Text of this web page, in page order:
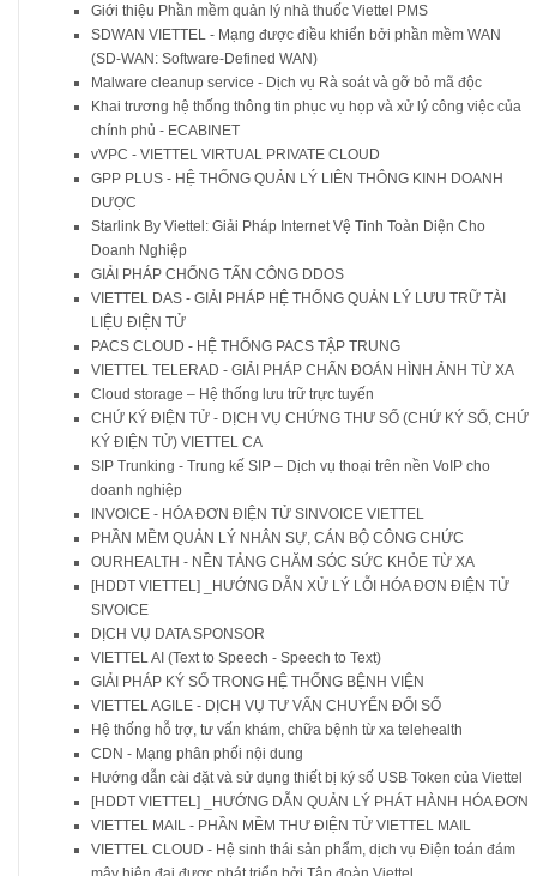
Giới thiệu Phần mềm quản lý nhà thuốc Viettel PMS
SDWAN VIETTEL - Mạng được điều khiển bởi phần mềm WAN
(SD-WAN: Software-Defined WAN)
Malware cleanup service - Dịch vụ Rà soát và gỡ bỏ mã độc
Khai trương hệ thống thông tin phục vụ họp và xử lý công việc của
chính phủ - ECABINET
vVPC - VIETTEL VIRTUAL PRIVATE CLOUD
GPP PLUS - HỆ THỐNG QUẢN LÝ LIÊN THÔNG KINH DOANH
DƯỢC
Starlink By Viettel: Giải Pháp Internet Vệ Tinh Toàn Diện Cho
Doanh Nghiệp
GIẢI PHÁP CHỐNG TẤN CÔNG DDOS
VIETTEL DAS - GIẢI PHÁP HỆ THỐNG QUẢN LÝ LƯU TRỮ TÀI
LIỆU ĐIỆN TỬ
PACS CLOUD - HỆ THỐNG PACS TẬP TRUNG
VIETTEL TELERAD - GIẢI PHÁP CHẨN ĐOÁN HÌNH ẢNH TỪ XA
Cloud storage – Hệ thống lưu trữ trực tuyến
CHỨ KÝ ĐIỆN TỬ - DỊCH VỤ CHỨNG THƯ SỐ (CHỨ KÝ SỐ, CHỨ
KÝ ĐIỆN TỬ) VIETTEL CA
SIP Trunking - Trung kế SIP – Dịch vụ thoại trên nền VoIP cho
doanh nghiệp
INVOICE - HÓA ĐƠN ĐIỆN TỬ SINVOICE VIETTEL
PHẦN MỀM QUẢN LÝ NHÂN SỰ, CÁN BỘ CÔNG CHỨC
OURHEALTH - NỀN TẢNG CHĂM SÓC SỨC KHỎE TỪ XA
[HDDT VIETTEL] _HƯỚNG DẪN XỬ LÝ LỖI HÓA ĐƠN ĐIỆN TỬ
SIVOICE
DỊCH VỤ DATA SPONSOR
VIETTEL AI (Text to Speech - Speech to Text)
GIẢI PHÁP KÝ SỐ TRONG HỆ THỐNG BỆNH VIỆN
VIETTEL AGILE - DỊCH VỤ TƯ VẤN CHUYỂN ĐỔI SỐ
Hệ thống hỗ trợ, tư vấn khám, chữa bệnh từ xa telehealth
CDN - Mạng phân phối nội dung
Hướng dẫn cài đặt và sử dụng thiết bị ký số USB Token của Viettel
[HDDT VIETTEL] _HƯỚNG DẪN QUẢN LÝ PHÁT HÀNH HÓA ĐƠN
VIETTEL MAIL - PHẦN MỀM THƯ ĐIỆN TỬ VIETTEL MAIL
VIETTEL CLOUD - Hệ sinh thái sản phẩm, dịch vụ Điện toán đám